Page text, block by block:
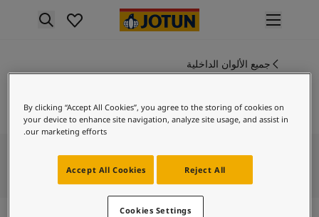
nav label
منتجات الدهان الداخلي
جميع المنتجات الخارجية
جميع ألوان الديكور الداخلي
ألوان الدهانات الخارجية
جميع الألوان الداخلية
1257
By clicking “Accept All Cookies”, you agree to the storing of cookies on
your device to enhance site navigation, analyze site usage, and assist in
our marketing efforts.
Reject All
Accept All Cookies
Cookies Settings